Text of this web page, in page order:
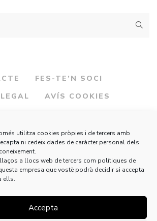
utilitza cookies pròpies i de tercers amb
ni cedeix dades de caràcter personal dels
a llocs web de tercers com polítiques de
empresa que vostè podrà decidir si accepta
ells.
Accepta
FES-TE’N SOCI
AVÍS COOKIES